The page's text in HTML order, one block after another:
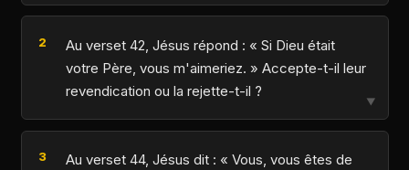
Au verset 42, Jésus répond : « Si Dieu était
votre Père, vous m'aimeriez. » Accepte-t-il leur
revendication ou la rejette-t-il ?
▼
Au verset 44, Jésus dit : « Vous, vous êtes de